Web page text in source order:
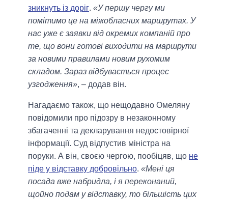
зникнуть із доріг. «У першу чергу ми
помітимо це на міжобласних маршрутах. У
нас уже є заявки від окремих компаній про
те, що вони готові виходити на маршрути
за новими правилами новим рухомим
складом. Зараз відбувається процес
узгодження», – додав він.
Нагадаємо також, що нещодавно Омеляну
повідомили про підозру в незаконному
збагаченні та декларування недостовірної
інформації. Суд відпустив міністра на
поруки. А він, своєю чергою, пообіцяв, що не
піде у відставку добровільно. «Мені ця
посада вже набридла, і я переконаний,
щойно подам у відставку, то більшість цих